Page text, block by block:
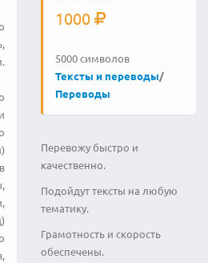
1000
5000 символов
Тексты и переводы/
Переводы
Перевожу быстро и
качественно.
Подойдут тексты на любую
тематику.
Грамотность и скорость
обеспечены.